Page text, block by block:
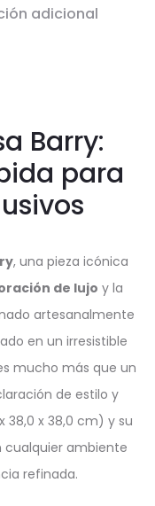
adicional
Barry:
para
, una pieza icónica
de lujo y la
artesanalmente
en un irresistible
mucho más que un
de estilo y
38,0 x 38,0 cm) y su
ambiente
refinada.